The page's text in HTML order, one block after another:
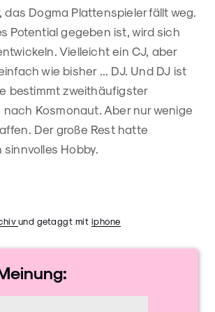
das Dogma Plattenspieler fällt weg.
Potential gegeben ist, wird sich
Vielleicht ein CJ, aber
wie bisher ... DJ. Und DJ ist
bestimmt zweithäufigster
Kosmonaut. Aber nur wenige
Der große Rest hatte
Hobby.
und getaggt mit iphone